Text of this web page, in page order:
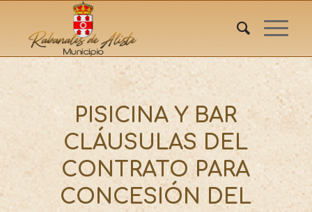
PISICINA Y BAR
CLÁUSULAS DEL
CONTRATO PARA
CONCESIÓN DEL